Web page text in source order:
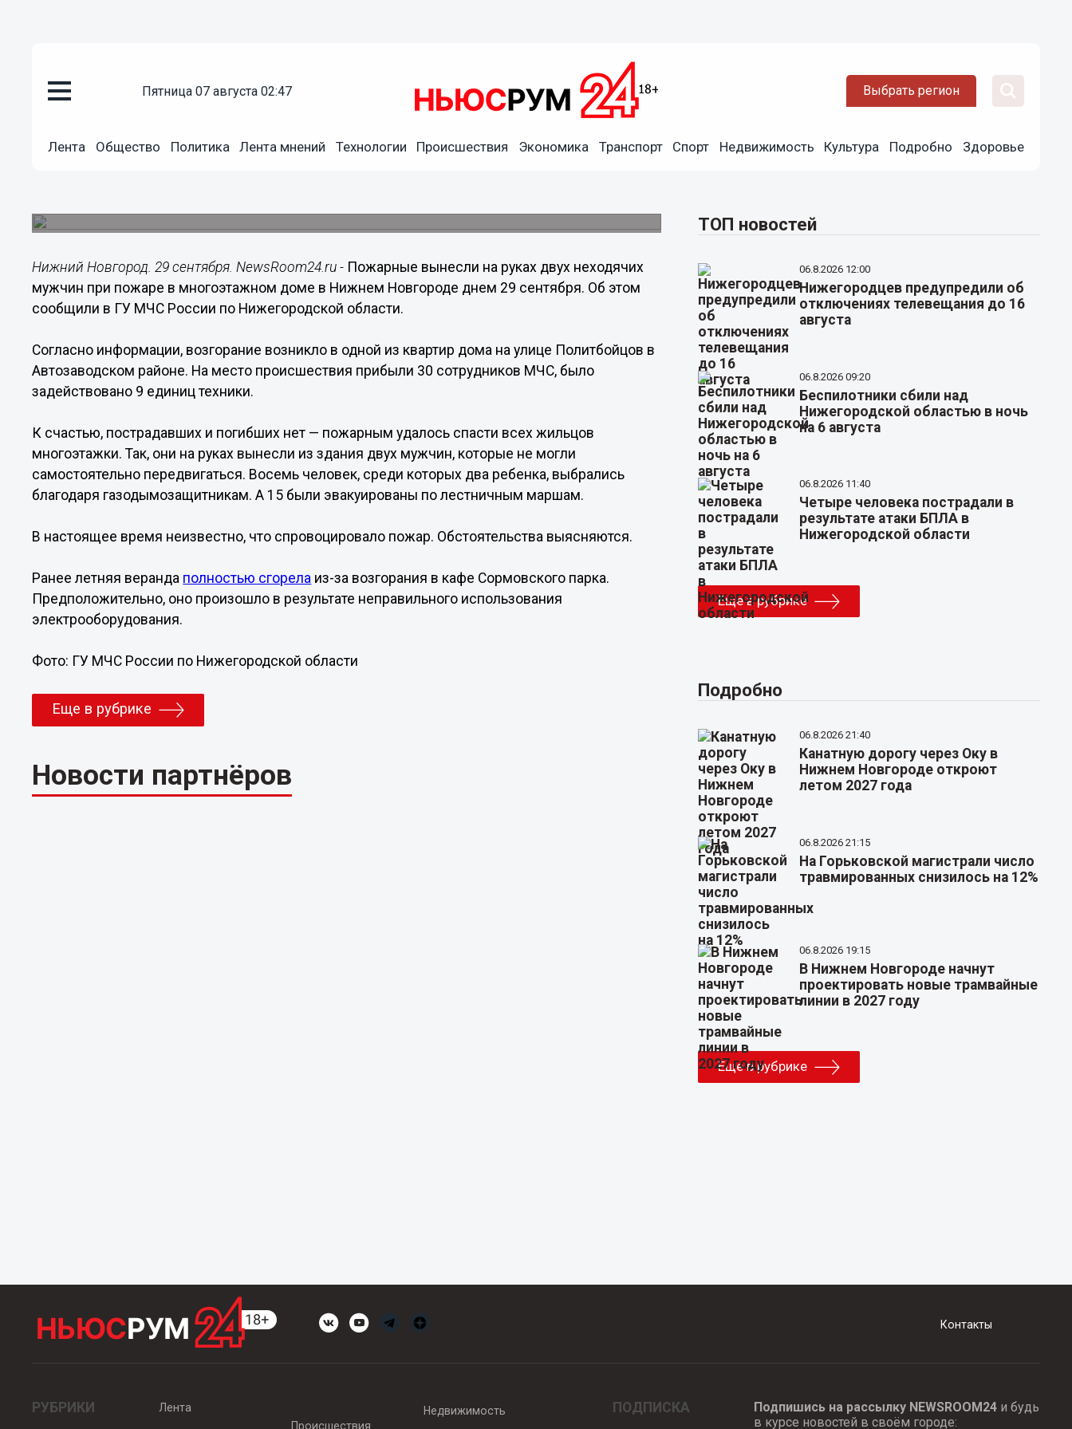
пятница 07 августа 02:47 Выбрать регион
Лента Общество Политика Лента мнений Технологии Происшествия Экономика Транспорт Спорт Недвижимость Культура Подробно Здоровье
Спасатели вынесли на руках двоих мужчин из горящей
Нижний Новгород. 29 сентября. NewsRoom24.ru - Пожарные вынесли на руках двух неходячих
мужчин при пожаре в многоэтажном доме в Нижнем Новгороде днем 29 сентября. Об этом
сообщили в ГУ МЧС России по Нижегородской области.
Согласно информации, возгорание возникло в одной из квартир дома на улице Политбойцов в
Автозаводском районе. На место происшествия прибыли 30 сотрудников МЧС, было
задействовано 9 единиц техники.
К счастью, пострадавших и погибших нет — пожарным удалось спасти всех жильцов
многоэтажки. Так, они на руках вынесли из здания двух мужчин, которые не могли
самостоятельно передвигаться. Восемь человек, среди которых два ребенка, выбрались
благодаря газодымозащитникам. А 15 были эвакуированы по лестничным маршам.
В настоящее время неизвестно, что спровоцировало пожар. Обстоятельства выясняются.
Ранее летняя веранда полностью сгорела из-за возгорания в кафе Сормовского парка.
Предположительно, оно произошло в результате неправильного использования
электрооборудования.
Фото: ГУ МЧС России по Нижегородской области
Еще в рубрике
Новости партнёров
ТОП новостей
06.8.2026 12:00
Нижегородцев предупредили об
отключениях телевещания до 16
августа
06.8.2026 09:20
Беспилотники сбили над
Нижегородской областью в ночь
на 6 августа
06.8.2026 11:40
Четыре человека пострадали в
результате атаки БПЛА в
Нижегородской области
Еще в рубрике
Подробно
06.8.2026 21:40
Канатную дорогу через Оку в
Нижнем Новгороде откроют
летом 2027 года
06.8.2026 21:15
На Горьковской магистрали число
травмированных снизилось на 12%
06.8.2026 19:15
В Нижнем Новгороде начнут
проектировать новые трамвайные
линии в 2027 году
Еще в рубрике
Контакты
РУБРИКИ
Лента
Происшествия
Недвижимость ПОДПИСКА Подпишись на рассылку NEWSROOM24и будь
в курсе новостей в своём городе: